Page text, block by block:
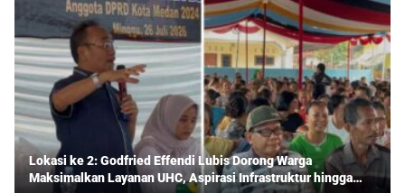
Lokasi ke 2: Godfried Effendi Lubis Dorong Warga
Maksimalkan Layanan UHC, Aspirasi Infrastruktur hingga